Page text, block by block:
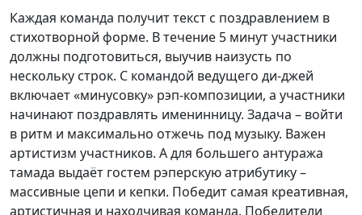
Каждая команда получит текст с поздравлением в
стихотворной форме. В течение 5 минут участники
должны подготовиться, выучив наизусть по
нескольку строк. С командой ведущего ди-джей
включает «минусовку» рэп-композиции, а участники
начинают поздравлять именинницу. Задача – войти
в ритм и максимально отжечь под музыку. Важен
артистизм участников. А для большего антуража
тамада выдаёт гостем рэперскую атрибутику –
массивные цепи и кепки. Победит самая креативная,
артистичная и находчивая команда. Победители